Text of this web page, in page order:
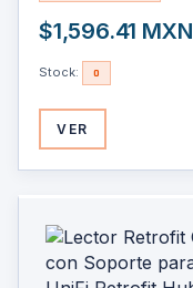
$1,596.41 MXN
Stock: 0
VER